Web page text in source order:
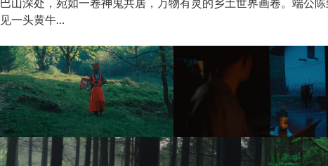
巴山深处，宛如一卷神鬼共居，万物有灵的乡土世界画卷。端公
见一头黄牛…